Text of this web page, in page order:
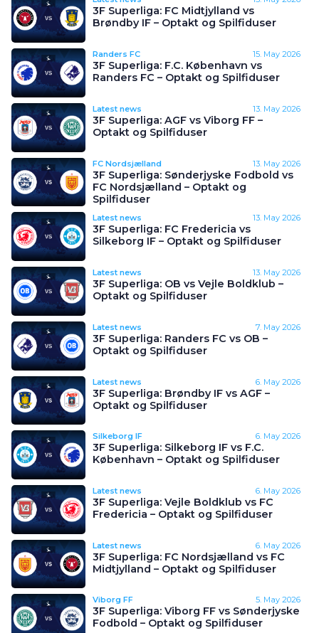
3F Superliga: FC Midtjylland vs
Brøndby IF – Optakt og Spilfiduser
Randers FC 15. May 2026
3F Superliga: F.C. København vs
Randers FC – Optakt og Spilfiduser
Latest news 13. May 2026
3F Superliga: AGF vs Viborg FF –
Optakt og Spilfiduser
FC Nordsjælland 13. May 2026
3F Superliga: Sønderjyske Fodbold vs
FC Nordsjælland – Optakt og
Spilfiduser
Latest news 13. May 2026
3F Superliga: FC Fredericia vs
Silkeborg IF – Optakt og Spilfiduser
Latest news 13. May 2026
3F Superliga: OB vs Vejle Boldklub –
Optakt og Spilfiduser
Latest news 7. May 2026
3F Superliga: Randers FC vs OB –
Optakt og Spilfiduser
Latest news 6. May 2026
3F Superliga: Brøndby IF vs AGF –
Optakt og Spilfiduser
Silkeborg IF 6. May 2026
3F Superliga: Silkeborg IF vs F.C.
København – Optakt og Spilfiduser
Latest news 6. May 2026
3F Superliga: Vejle Boldklub vs FC
Fredericia – Optakt og Spilfiduser
Latest news 6. May 2026
3F Superliga: FC Nordsjælland vs FC
Midtjylland – Optakt og Spilfiduser
Viborg FF 5. May 2026
3F Superliga: Viborg FF vs Sønderjyske
Fodbold – Optakt og Spilfiduser